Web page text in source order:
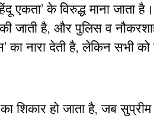
के विरुद्ध माना जाता
जाती है, और पुलिस व
का नारा देती है, लेकिन सभी
शिकार हो जाता है, जब